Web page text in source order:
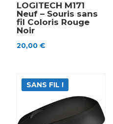
LOGITECH M171
Neuf – Souris sans
fil Coloris Rouge
Noir
20,00 €
SANS FIL !